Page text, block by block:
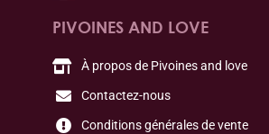
PIVOINES AND LOVE
À propos de Pivoines and love
Contactez-nous
Conditions générales de vente